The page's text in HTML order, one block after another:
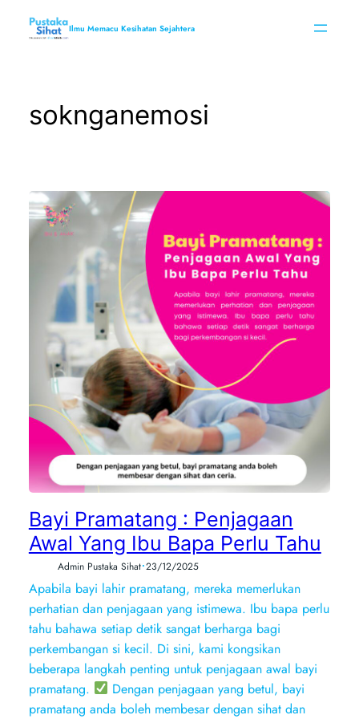
Ilmu Memacu Kesihatan Sejahtera
soknganemosi
Bayi Pramatang : Penjagaan
Awal Yang Ibu Bapa Perlu Tahu
Admin Pustaka Sihat•23/12/2025
Apabila bayi lahir pramatang, mereka memerlukan
perhatian dan penjagaan yang istimewa. Ibu bapa perlu
tahu bahawa setiap detik sangat berharga bagi
perkembangan si kecil. Di sini, kami kongsikan
beberapa langkah penting untuk penjagaan awal bayi
pramatang.
Dengan penjagaan yang betul, bayi
pramatang anda boleh membesar dengan sihat dan